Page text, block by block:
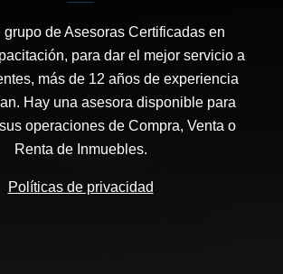
grupo de Asesoras Certificadas en
para dar el mejor servicio a
más de 12 años de experiencia
Hay una asesora disponible para
operaciones de Compra, Venta o
Renta de Inmuebles.
Políticas de privacidad